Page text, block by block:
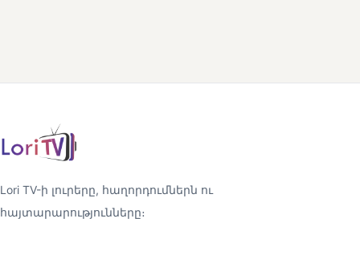
Lori TV-ի լուրերը, հաղորդումներն ու
հայտարարությունները։